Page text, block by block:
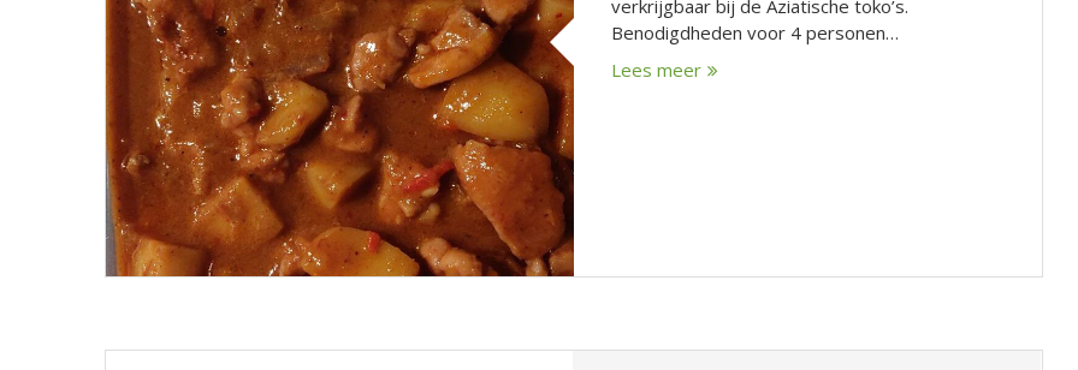
verkrijgbaar bij de Aziatische toko’s.
Benodigdheden voor 4 personen…
Lees meer